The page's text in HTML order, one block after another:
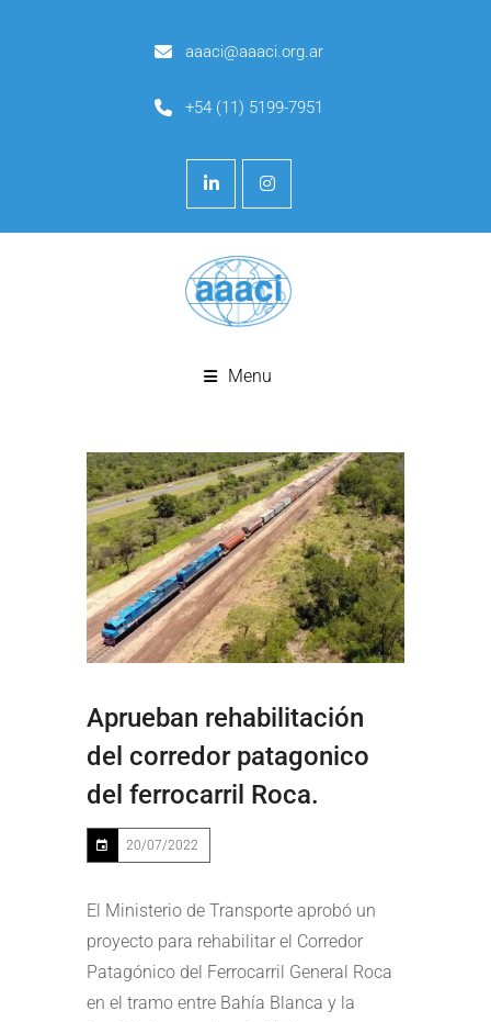
aaaci@aaaci.org.ar
+54 (11) 5199-7951
Menu
Aprueban rehabilitación
del corredor patagonico
del ferrocarril Roca.
20/07/2022
El Ministerio de Transporte aprobó un
proyecto para rehabilitar el Corredor
Patagónico del Ferrocarril General Roca
en el tramo entre Bahía Blanca y la